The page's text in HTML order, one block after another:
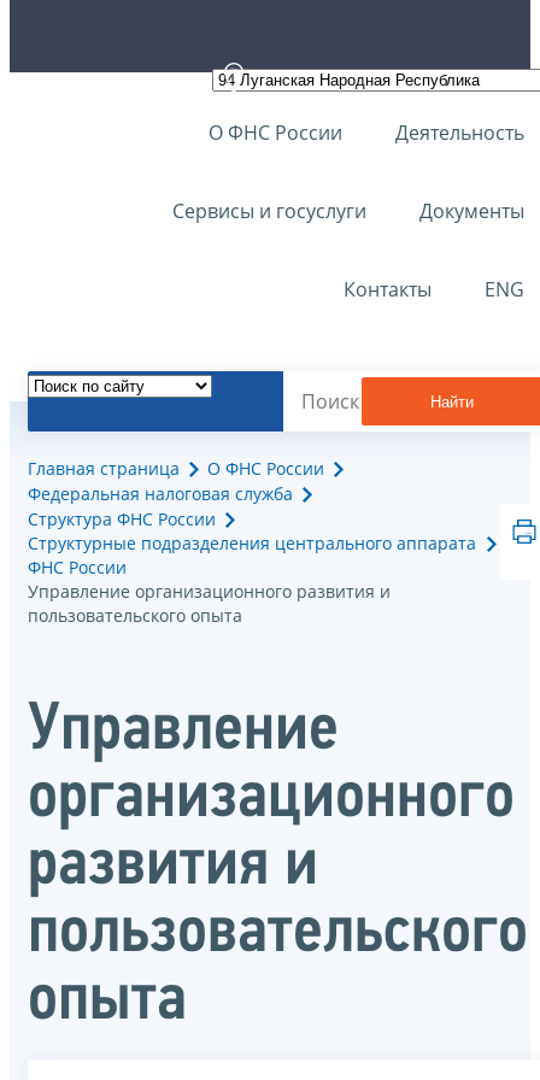
О ФНС России Деятельность
Сервисы и госуслуги Документы
Контакты ENG
Найти
Главная страница
О ФНС России
Федеральная налоговая служба
Структура ФНС России
Структурные подразделения центрального аппарата
ФНС России
Управление организационного развития и
пользовательского опыта
Управление
организационного
развития и
пользовательского
опыта